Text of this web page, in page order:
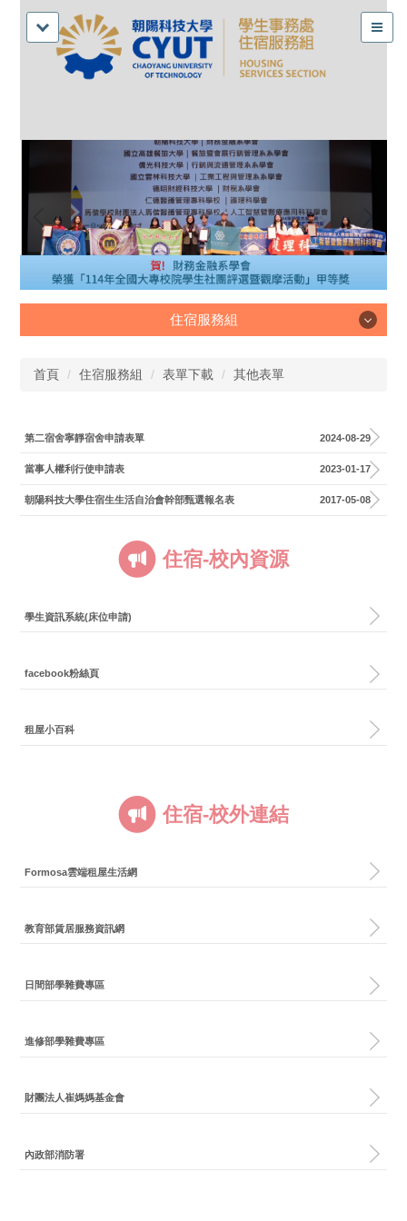
住宿服務組
住宿服務組
首頁 住宿服務組 表單下載 其他表單
第二宿舍寧靜宿舍申請表單 2024-08-29
當事人權利行使申請表 2023-01-17
朝陽科技大學住宿生生活自治會幹部甄選報名表 2017-05-08
住宿-校內資源
學生資訊系統(床位申請)
facebook粉絲頁
租屋小百科
住宿-校外連結
Formosa雲端租屋生活網
教育部賃居服務資訊網
日間部學雜費專區
進修部學雜費專區
財團法人崔媽媽基金會
內政部消防署